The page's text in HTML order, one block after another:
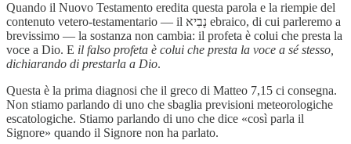
Quando il Nuovo Testamento eredita questa parola e la riempie del
contenuto vetero-testamentario — il נָבִיא ebraico, di cui parleremo a
brevissimo — la sostanza non cambia: il profeta è colui che presta la
voce a Dio. E il falso profeta è colui che presta la voce a sé stesso,
dichiarando di prestarla a Dio.
Questa è la prima diagnosi che il greco di Matteo 7,15 ci consegna.
Non stiamo parlando di uno che sbaglia previsioni meteorologiche
escatologiche. Stiamo parlando di uno che dice «così parla il
Signore» quando il Signore non ha parlato.